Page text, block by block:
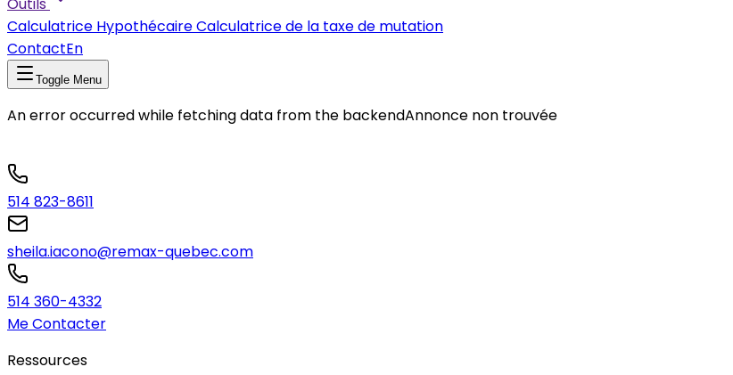
Calculatrice HypothécaireCalculatrice de la taxe de mutation
ContactEn
Toggle Menu
An error occurred while fetching data from the backendAnnonce non trouvée
514 823-8611
sheila.iacono@remax-quebec.com
514 360-4332
Me Contacter
Ressources